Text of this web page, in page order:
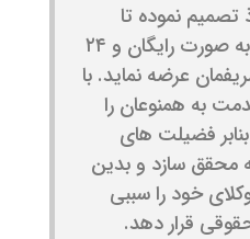
تصمیم نموده تا
خدمات حقوقی خود را به صورت رایگان و ۲۴
عرضه نماید. با
به همنوعان را
فضیلت ­های
محقق سازد و بدین
خود را سببی
قرار دهد.